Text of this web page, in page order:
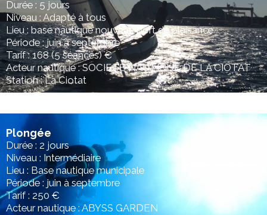
Durée : 5 jours
Niveau : Adapté à tous
Lieu : base nautique nouveau port de plaisance
Période : juin à septembre
Tarif : 168 (5 séances) €
Acteur nautique : SOCIETE NAUTIQUE DE LA CIOTAT
Station : La Ciotat
Plongée
Durée : 2 jours
Niveau : Intermédiaire
Lieu : Base nautique municipale
Période : juin à septembre
Tarif : 250 €
Acteur nautique : ABYSS GARDEN